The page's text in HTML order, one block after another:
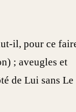
il, pour ce
; aveugles et
de Lui sans Le